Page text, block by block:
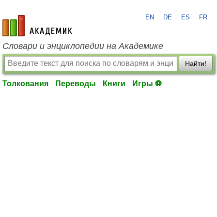
academic.ru
EN DE ES FR
Словари и энциклопедии на Академике
Найти!
Толкования Переводы Книги Игры ⚽